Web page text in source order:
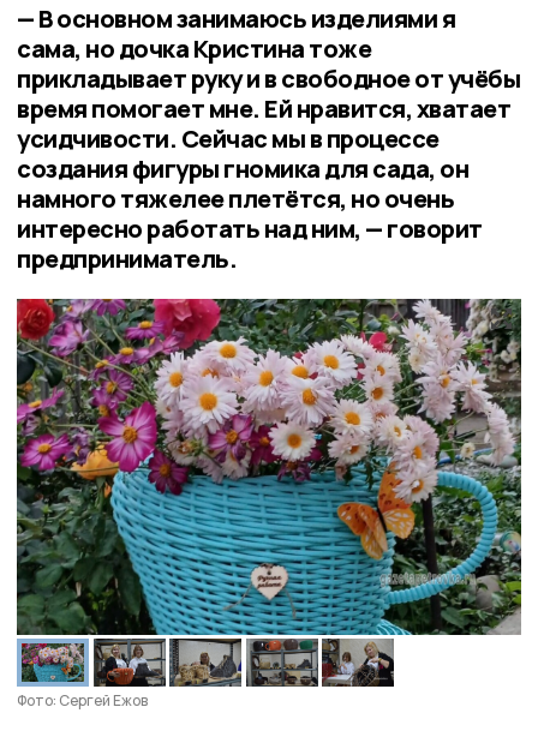
— В основном занимаюсь изделиями я
сама, но дочка Кристина тоже
прикладывает руку и в свободное от учёбы
время помогает мне. Ей нравится, хватает
усидчивости. Сейчас мы в процессе
создания фигуры гномика для сада, он
намного тяжелее плетётся, но очень
интересно работать над ним, — говорит
предприниматель.
Фото: Сергей Ежов